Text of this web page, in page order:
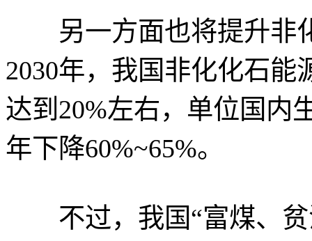
另一方面也将提升非
2030年，我国非化化石
达到20%左右，单位国内
年下降60%~65%。
不过，我国“富煤、贫